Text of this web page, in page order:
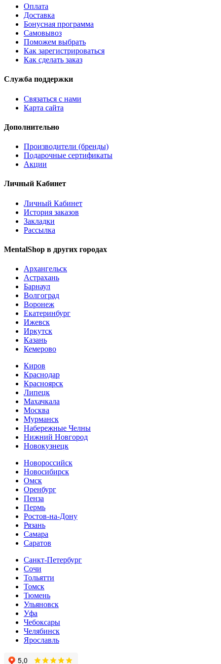
Оплата
Доставка
Бонусная программа
Самовывоз
Поможем выбрать
Как зарегистрироваться
Как сделать заказ
Служба поддержки
Связаться с нами
Карта сайта
Дополнительно
Производители (бренды)
Подарочные сертификаты
Акции
Личный Кабинет
Личный Кабинет
История заказов
Закладки
Рассылка
MentalShop в других городах
Архангельск
Астрахань
Барнаул
Волгоград
Воронеж
Екатеринбург
Ижевск
Иркутск
Казань
Кемерово
Киров
Краснодар
Красноярск
Липецк
Махачкала
Москва
Мурманск
Набережные Челны
Нижний Новгород
Новокузнецк
Новороссийск
Новосибирск
Омск
Оренбург
Пенза
Пермь
Ростов-на-Дону
Рязань
Самара
Cаратов
Санкт-Петербург
Сочи
Тольятти
Томск
Тюмень
Ульяновск
Уфа
Чебоксары
Челябинск
Ярославль